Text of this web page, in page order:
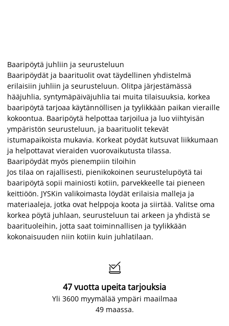
Baaripöytä juhliin ja seurusteluun
Baaripöydät ja baarituolit ovat täydellinen yhdistelmä
erilaisiin juhliin ja seurusteluun. Olitpa järjestämässä
hääjuhlia, syntymäpäiväjuhlia tai muita tilaisuuksia, korkea
baaripöytä tarjoaa käytännöllisen ja tyylikkään paikan vieraille
kokoontua. Baaripöytä helpottaa tarjoilua ja luo viihtyisän
ympäristön seurusteluun, ja baarituolit tekevät
istumapaikoista mukavia. Korkeat pöydät kutsuvat liikkumaan
ja helpottavat vieraiden vuorovaikutusta tilassa.
Baaripöydät myös pienempiin tiloihin
Jos tilaa on rajallisesti, pienikokoinen seurustelupöytä tai
baaripöytä sopii mainiosti kotiin, parvekkeelle tai pieneen
keittiöön. JYSKin valikoimasta löydät erilaisia malleja ja
materiaaleja, jotka ovat helppoja koota ja siirtää. Valitse oma
korkea pöytä juhlaan, seurusteluun tai arkeen ja yhdistä se
baarituoleihin, jotta saat toiminnallisen ja tyylikkään
kokonaisuuden niin kotiin kuin juhlatilaan.

47 vuotta upeita tarjouksia
Yli 3600 myymälää ympäri maailmaa
49 maassa.